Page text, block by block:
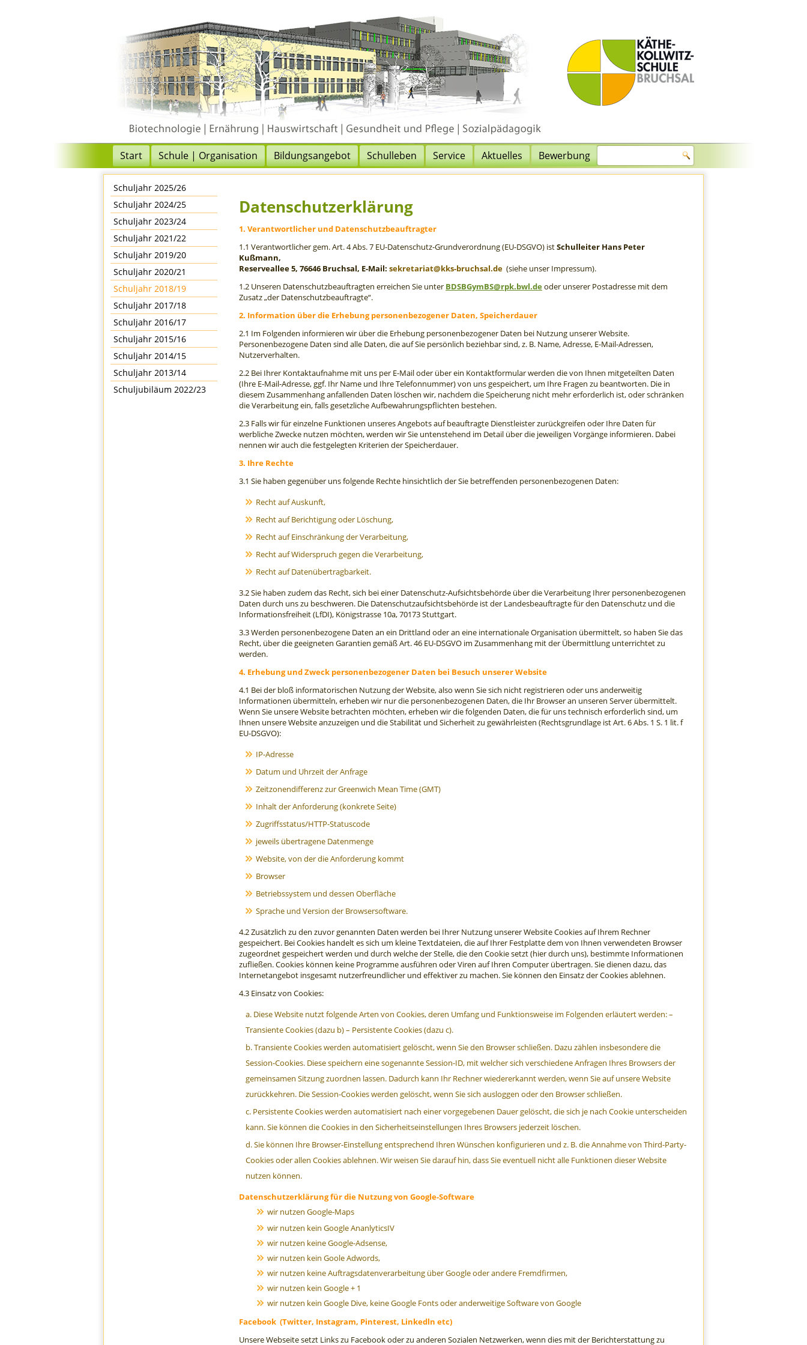
Start Schule | Organisation Bildungsangebot Schulleben Service Aktuelles Bewerbung
Schuljahr 2025/26
Schuljahr 2024/25
Schuljahr 2023/24
Schuljahr 2021/22
Schuljahr 2019/20
Schuljahr 2020/21
Schuljahr 2018/19
Schuljahr 2017/18
Schuljahr 2016/17
Schuljahr 2015/16
Schuljahr 2014/15
Schuljahr 2013/14
Schuljubiläum 2022/23
Datenschutzerklärung
1. Verantwortlicher und Datenschutzbeauftragter
1.1 Verantwortlicher gem. Art. 4 Abs. 7 EU-Datenschutz-Grundverordnung (EU-DSGVO) istSchulleiter Hans Peter
Kußmann,
Reserveallee 5, 76646 Bruchsal, E-Mail: sekretariat@kks-bruchsal.de (siehe unser Impressum).
1.2 Unseren Datenschutzbeauftragten erreichen Sie unter BDSBGymBS@rpk.bwl.deoder unserer Postadresse mit dem
Zusatz „der Datenschutzbeauftragte“.
2. Information über die Erhebung personenbezogener Daten, Speicherdauer
2.1 Im Folgenden informieren wir über die Erhebung personenbezogener Daten bei Nutzung unserer Website.
Personenbezogene Daten sind alle Daten, die auf Sie persönlich beziehbar sind, z. B. Name, Adresse, E-Mail-Adressen,
Nutzerverhalten.
2.2 Bei Ihrer Kontaktaufnahme mit uns per E-Mail oder über ein Kontaktformular werden die von Ihnen mitgeteilten Daten
(Ihre E-Mail-Adresse, ggf. Ihr Name und Ihre Telefonnummer) von uns gespeichert, um Ihre Fragen zu beantworten. Die in
diesem Zusammenhang anfallenden Daten löschen wir, nachdem die Speicherung nicht mehr erforderlich ist, oder schränken
die Verarbeitung ein, falls gesetzliche Aufbewahrungspflichten bestehen.
2.3 Falls wir für einzelne Funktionen unseres Angebots auf beauftragte Dienstleister zurückgreifen oder Ihre Daten für
werbliche Zwecke nutzen möchten, werden wir Sie untenstehend im Detail über die jeweiligen Vorgänge informieren. Dabei
nennen wir auch die festgelegten Kriterien der Speicherdauer.
3. Ihre Rechte
3.1 Sie haben gegenüber uns folgende Rechte hinsichtlich der Sie betreffenden personenbezogenen Daten:
Recht auf Auskunft,
Recht auf Berichtigung oder Löschung,
Recht auf Einschränkung der Verarbeitung,
Recht auf Widerspruch gegen die Verarbeitung,
Recht auf Datenübertragbarkeit.
3.2 Sie haben zudem das Recht, sich bei einer Datenschutz-Aufsichtsbehörde über die Verarbeitung Ihrer personenbezogenen
Daten durch uns zu beschweren. Die Datenschutzaufsichtsbehörde ist der Landesbeauftragte für den Datenschutz und die
Informationsfreiheit (LfDI), Königstrasse 10a, 70173 Stuttgart.
3.3 Werden personenbezogene Daten an ein Drittland oder an eine internationale Organisation übermittelt, so haben Sie das
Recht, über die geeigneten Garantien gemäß Art. 46 EU-DSGVO im Zusammenhang mit der Übermittlung unterrichtet zu
werden.
4. Erhebung und Zweck personenbezogener Daten bei Besuch unserer Website
4.1 Bei der bloß informatorischen Nutzung der Website, also wenn Sie sich nicht registrieren oder uns anderweitig
Informationen übermitteln, erheben wir nur die personenbezogenen Daten, die Ihr Browser an unseren Server übermittelt.
Wenn Sie unsere Website betrachten möchten, erheben wir die folgenden Daten, die für uns technisch erforderlich sind, um
Ihnen unsere Website anzuzeigen und die Stabilität und Sicherheit zu gewährleisten (Rechtsgrundlage ist Art. 6 Abs. 1 S. 1 lit. f
EU-DSGVO):
IP-Adresse
Datum und Uhrzeit der Anfrage
Zeitzonendifferenz zur Greenwich Mean Time (GMT)
Inhalt der Anforderung (konkrete Seite)
Zugriffsstatus/HTTP-Statuscode
jeweils übertragene Datenmenge
Website, von der die Anforderung kommt
Browser
Betriebssystem und dessen Oberfläche
Sprache und Version der Browsersoftware.
4.2 Zusätzlich zu den zuvor genannten Daten werden bei Ihrer Nutzung unserer Website Cookies auf Ihrem Rechner
gespeichert. Bei Cookies handelt es sich um kleine Textdateien, die auf Ihrer Festplatte dem von Ihnen verwendeten Browser
zugeordnet gespeichert werden und durch welche der Stelle, die den Cookie setzt (hier durch uns), bestimmte Informationen
zufließen. Cookies können keine Programme ausführen oder Viren auf Ihren Computer übertragen. Sie dienen dazu, das
Internetangebot insgesamt nutzerfreundlicher und effektiver zu machen. Sie können den Einsatz der Cookies ablehnen.
4.3 Einsatz von Cookies:
Diese Website nutzt folgende Arten von Cookies, deren Umfang und Funktionsweise im Folgenden erläutert werden: –
Transiente Cookies (dazu b) – Persistente Cookies (dazu c).
Transiente Cookies werden automatisiert gelöscht, wenn Sie den Browser schließen. Dazu zählen insbesondere die
Session-Cookies. Diese speichern eine sogenannte Session-ID, mit welcher sich verschiedene Anfragen Ihres Browsers der
gemeinsamen Sitzung zuordnen lassen. Dadurch kann Ihr Rechner wiedererkannt werden, wenn Sie auf unsere Website
zurückkehren. Die Session-Cookies werden gelöscht, wenn Sie sich ausloggen oder den Browser schließen.
Persistente Cookies werden automatisiert nach einer vorgegebenen Dauer gelöscht, die sich je nach Cookie unterscheiden
kann. Sie können die Cookies in den Sicherheitseinstellungen Ihres Browsers jederzeit löschen.
Sie können Ihre Browser-Einstellung entsprechend Ihren Wünschen konfigurieren und z. B. die Annahme von Third-Party-
Cookies oder allen Cookies ablehnen. Wir weisen Sie darauf hin, dass Sie eventuell nicht alle Funktionen dieser Website
nutzen können.
Datenschutzerklärung für die Nutzung von Google-Software
wir nutzen Google-Maps
wir nutzen kein Google AnanlyticsIV
wir nutzen keine Google-Adsense,
wir nutzen kein Goole Adwords,
wir nutzen keine Auftragsdatenverarbeitung über Google oder andere Fremdfirmen,
wir nutzen kein Google + 1
wir nutzen kein Google Dive, keine Google Fonts oder anderweitige Software von Google
Facebook (Twitter, Instagram, Pinterest, Linkedln etc)
Unsere Webseite setzt Links zu Facebook oder zu anderen Sozialen Netzwerken, wenn dies mit der Berichterstattung zu